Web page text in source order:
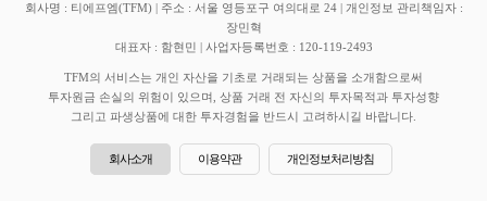
회사명 : 티에프엠(TFM) | 주소 : 서울 영등포구 여의대로 24 | 개인정보 관리책임자 :
장민혁
대표자 : 함현민 | 사업자등록번호 : 120-119-2493
회사소개 이용약관 개인정보처리방침
TFM의 서비스는 개인 자산을 기초로 거래되는 상품을 소개함으로써
투자원금 손실의 위험이 있으며, 상품 거래 전 자신의 투자목적과 투자성향
그리고 파생상품에 대한 투자경험을 반드시 고려하시길 바랍니다.